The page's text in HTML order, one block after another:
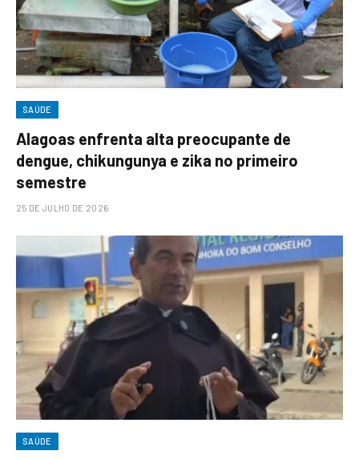
SAÚDE
Alagoas enfrenta alta preocupante de
dengue, chikungunya e zika no primeiro
semestre
25 DE JULHO DE 2026
SAÚDE